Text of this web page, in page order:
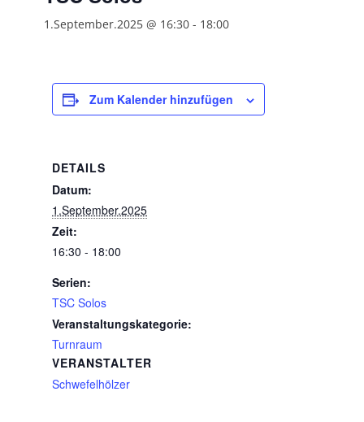
1.September.2025 @ 16:30 - 18:00
Zum Kalender hinzufügen
DETAILS
Datum:
1.September.2025
Zeit:
16:30 - 18:00
Serien:
TSC Solos
Veranstaltungskategorie:
Turnraum
VERANSTALTER
Schwefelhölzer